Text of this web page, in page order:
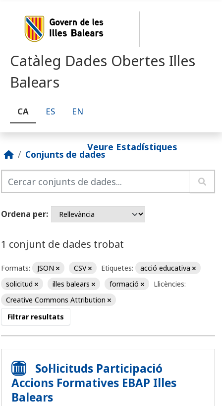
Catàleg Dades Obertes Illes
Balears
CA ES EN
Veure Estadístiques
Conjunts de dades
Ordena per
1 conjunt de dades trobat
Formats: JSON CSV Etiquetes:
acció educativa
solicitud
illes balears formació
Llicències:
Creative Commons Attribution
Filtrar resultats
Sol·licituds Participació
Accions Formatives EBAP Illes
Balears